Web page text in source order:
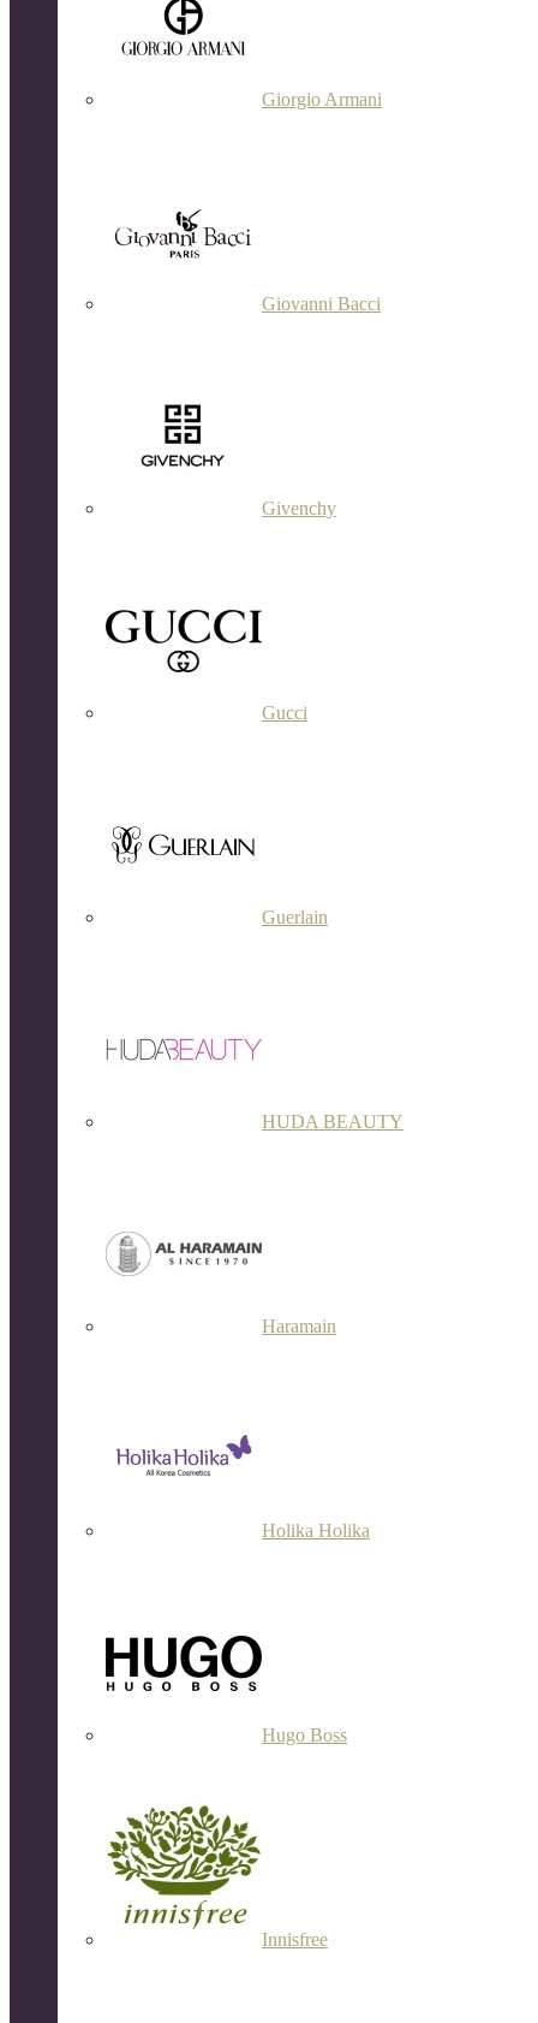
Giorgio Armani
Giovanni Bacci
Givenchy
Gucci
Guerlain
HUDA BEAUTY
Haramain
Holika Holika
Hugo Boss
Innisfree